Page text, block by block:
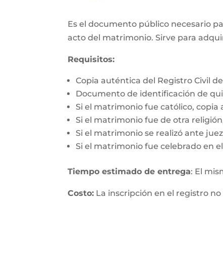
Es el documento público necesario
acto del matrimonio. Sirve para
Requisitos:
Copia auténtica del Registro Civil
Documento de identificación de
Si el matrimonio fue católico,
Si el matrimonio fue de otra
Si el matrimonio se realizó ante
Si el matrimonio fue celebrado en
Tiempo estimado de entrega: El
Costo: La inscripción en el registro